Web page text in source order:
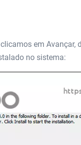
em Avançar,
no sistema: